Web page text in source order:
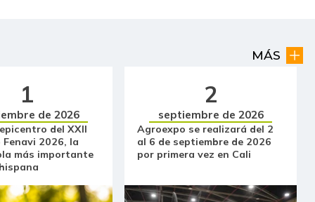
-
$ 4.267,00 -
$ 3.633,00 -
MÁS
1
de 2026
del XXII
Fenavi 2026, la
más importante
2
septiembre de 2026
Agroexpo se realizará del 2
al 6 de septiembre de 2026
por primera vez en Cali